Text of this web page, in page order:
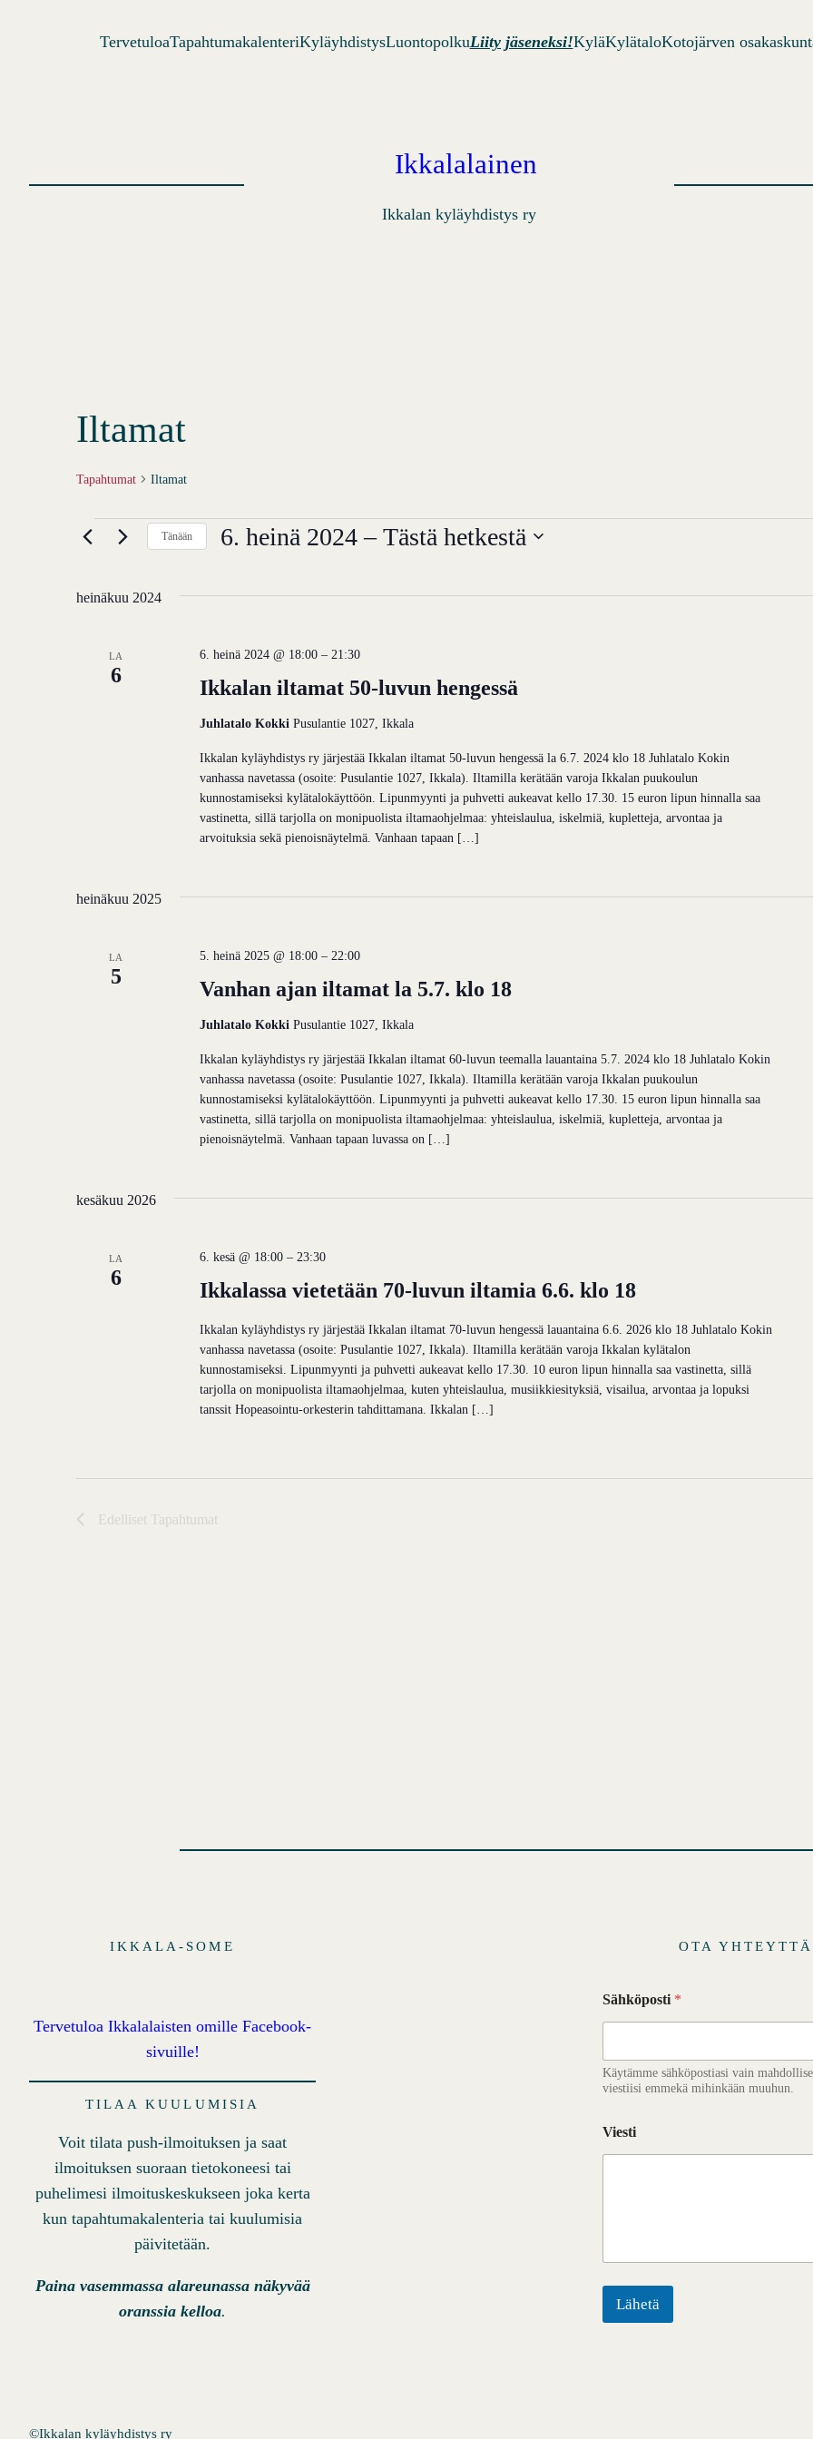
TervetuloaTapahtumakalenteriKyläyhdistysLuontopolkuLiity jäseneksi!KyläKylätaloKotojärven
Ikkalalainen
Ikkalan kyläyhdistys ry
Iltamat
Tapahtumat Iltamat
Tapahtumat
Tänään 6. heinä 2024 – Tästä hetkestä
päivä.
heinäkuu 2024
LA
6
Ikkalan iltamat 50-luvun hengessä
6. heinä 2024 @ 18:00– 21:30
Juhlatalo Kokki Pusulantie 1027, Ikkala
Ikkalan kyläyhdistys ry järjestää Ikkalan iltamat 50-luvun hengessä la 6.7. 2024 klo 18 Juhlatalo Kokin
vanhassa navetassa (osoite: Pusulantie 1027, Ikkala). Iltamilla kerätään varoja Ikkalan puukoulun
kunnostamiseksi kylätalokäyttöön. Lipunmyynti ja puhvetti aukeavat kello 17.30. 15 euron lipun hinnalla saa
vastinetta, sillä tarjolla on monipuolista iltamaohjelmaa: yhteislaulua, iskelmiä, kupletteja, arvontaa ja
arvoituksia sekä pienoisnäytelmä. Vanhaan tapaan […]
heinäkuu 2025
LA
5
Vanhan ajan iltamat la 5.7. klo 18
5. heinä 2025 @ 18:00– 22:00
Juhlatalo Kokki Pusulantie 1027, Ikkala
Ikkalan kyläyhdistys ry järjestää Ikkalan iltamat 60-luvun teemalla lauantaina 5.7. 2024 klo 18 Juhlatalo Kokin
vanhassa navetassa (osoite: Pusulantie 1027, Ikkala). Iltamilla kerätään varoja Ikkalan puukoulun
kunnostamiseksi kylätalokäyttöön. Lipunmyynti ja puhvetti aukeavat kello 17.30. 15 euron lipun hinnalla saa
vastinetta, sillä tarjolla on monipuolista iltamaohjelmaa: yhteislaulua, iskelmiä, kupletteja, arvontaa ja
pienoisnäytelmä. Vanhaan tapaan luvassa on […]
kesäkuu 2026
LA
6
Ikkalassa vietetään 70-luvun iltamia 6.6. klo 18
6. kesä @ 18:00– 23:30
Ikkalan kyläyhdistys ry järjestää Ikkalan iltamat 70-luvun hengessä lauantaina 6.6. 2026 klo 18 Juhlatalo Kokin
vanhassa navetassa (osoite: Pusulantie 1027, Ikkala). Iltamilla kerätään varoja Ikkalan kylätalon
kunnostamiseksi. Lipunmyynti ja puhvetti aukeavat kello 17.30. 10 euron lipun hinnalla saa vastinetta, sillä
tarjolla on monipuolista iltamaohjelmaa, kuten yhteislaulua, musiikkiesityksiä, visailua, arvontaa ja lopuksi
tanssit Hopeasointu-orkesterin tahdittamana. Ikkalan […]
Edelliset Tapahtumat
IKKALA-SOME
Tervetuloa Ikkalalaisten omille Facebook-
sivuille!
TILAA KUULUMISIA
Voit tilata push-ilmoituksen ja saat
ilmoituksen suoraan tietokoneesi tai
puhelimesi ilmoituskeskukseen joka kerta
kun tapahtumakalenteria tai kuulumisia
päivitetään.
Paina vasemmassa alareunassa näkyvää
oranssia kelloa.
OTA YHTEYTTÄ
Sähköposti *
Käytämme sähköpostiasi vain
viestiisi emmekä mihinkään muuhun.
Viesti
Lähetä
©Ikkalan kyläyhdistys ry